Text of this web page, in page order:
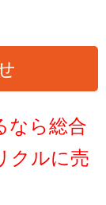
なら総合
クルに売